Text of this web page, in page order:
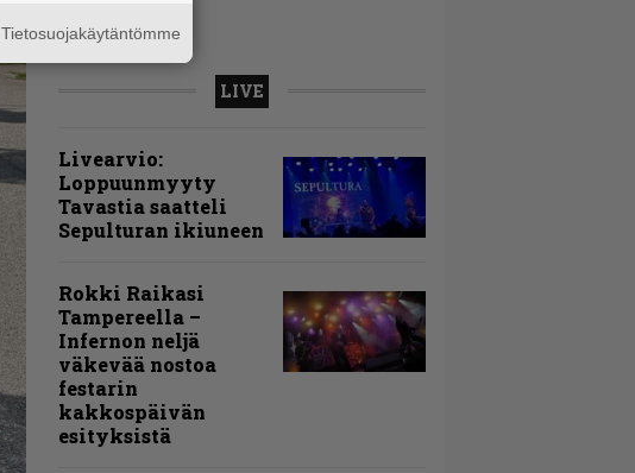
LIVE
Livearvio:
Loppuunmyyty
Tavastia saatteli
Sepulturan ikiuneen
Rokki Raikasi
Tampereella –
Infernon neljä
väkevää nostoa
festarin
kakkospäivän
esityksistä
Tietosuojakäytäntömme